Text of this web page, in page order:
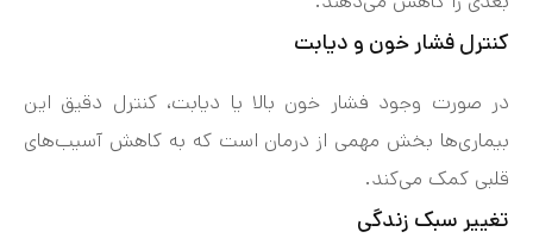
کنترل فشار خون و دیابت
در صورت وجود فشار خون بالا یا دیابت، کنترل دقیق این
بیماری‌ها بخش مهمی از درمان است که به کاهش آسیب‌های
قلبی کمک می‌کند.
تغییر سبک زندگی